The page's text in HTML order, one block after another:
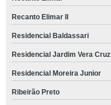
Recanto Elimar II
Residencial Baldassari
Residencial Jardim Vera Cruz
Residencial Moreira Junior
Ribeirão Preto